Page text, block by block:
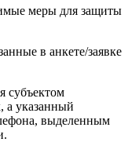
меры для защиты
в анкете/заявке
субъектом
а указанный
выделенным